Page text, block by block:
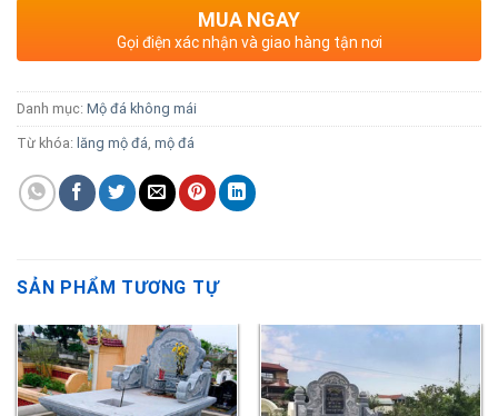
MUA NGAY
Gọi điện xác nhận và giao hàng tận nơi
Danh mục: Mộ đá không mái
Từ khóa: lăng mộ đá, mộ đá
SẢN PHẨM TƯƠNG TỰ